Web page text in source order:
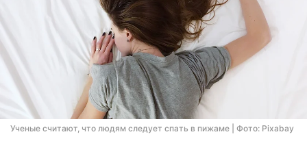
Ученые считают, что людям следует спать в пижаме | Фото: Pixabay